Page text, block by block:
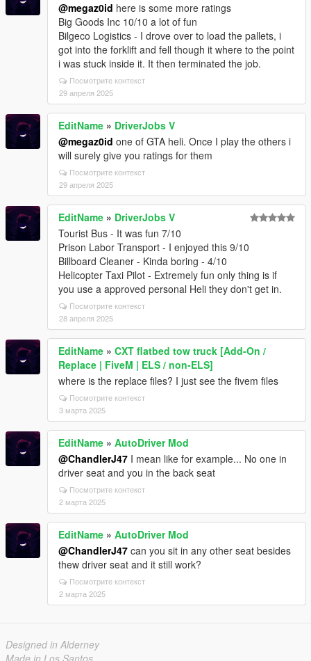
@megaz0id here is some more ratings
Big Goods Inc 10/10 a lot of fun
Bilgeco Logistics - I drove over to load the pallets, i
got into the forklift and fell though it where to the point
i was stuck inside it. It then terminated the job.
Посмотрите контекст
29 апреля 2025
EditName » DriverJobs V
@megaz0id one of GTA heli. Once I play the others i
will surely give you ratings for them
Посмотрите контекст
29 апреля 2025
EditName » DriverJobs V
Tourist Bus - It was fun 7/10
Prison Labor Transport - I enjoyed this 9/10
Billboard Cleaner - Kinda boring - 4/10
Helicopter Taxi Pilot - Extremely fun only thing is if
you use a approved personal Heli they don't get in.
Посмотрите контекст
28 апреля 2025
EditName » CXT flatbed tow truck [Add-On /
Replace | FiveM | ELS / non-ELS]
where is the replace files? I just see the fivem files
Посмотрите контекст
3 марта 2025
EditName » AutoDriver Mod
@ChandlerJ47 I mean like for example... No one in
driver seat and you in the back seat
Посмотрите контекст
2 марта 2025
EditName » AutoDriver Mod
@ChandlerJ47 can you sit in any other seat besides
thew driver seat and it still work?
Посмотрите контекст
2 марта 2025
Designed in Alderney
Made in Los Santos